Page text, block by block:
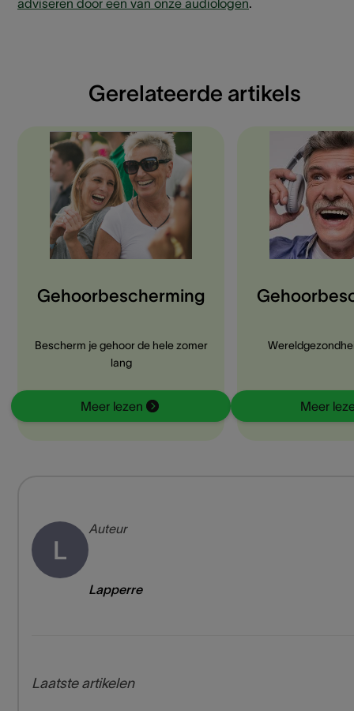
adviseren door een van onze audiologen.
Gerelateerde artikels
Gehoorbescherming
Bescherm je gehoor de hele zomer
lang
Meer lezen Meer
L
Auteur
Lapperre
Laatste artikelen